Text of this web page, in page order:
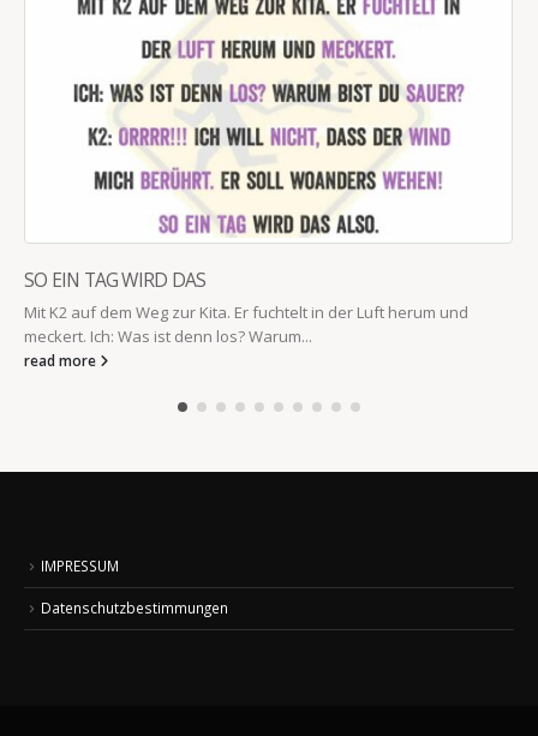
SO EIN TAG WIRD DAS
Mit K2 auf dem Weg zur Kita. Er fuchtelt in der Luft herum und
meckert. Ich: Was ist denn los? Warum...
read more
IMPRESSUM
Datenschutzbestimmungen